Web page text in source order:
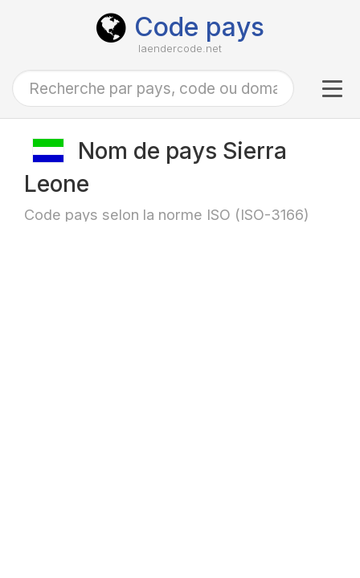
Code pays
laendercode.net
Nom de pays Sierra
Leone
Code pays selon la norme ISO (ISO-3166)